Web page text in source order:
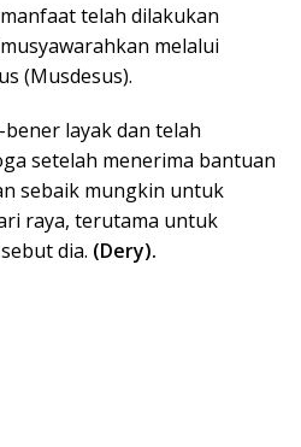
telah dilakukan
melalui
(Musdesus).
layak dan telah
setelah menerima bantuan
sebaik mungkin untuk
raya, terutama untuk
dia. (Dery).